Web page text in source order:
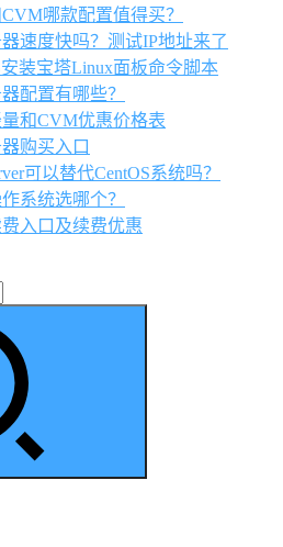
哪款配置值得买？
速度快吗？测试IP地址来了
装宝塔Linux面板命令脚本
配置有哪些？
和CVM优惠价格表
购买入口
可以替代CentOS系统吗？
系统选哪个？
入口及续费优惠